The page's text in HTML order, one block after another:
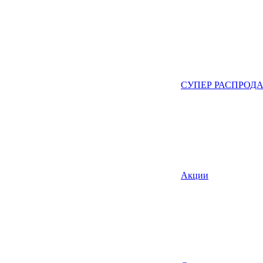
СУПЕР
Акции